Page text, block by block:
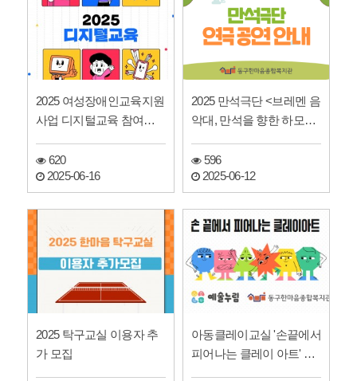
2025 여성장애인교육지원
사업 디지털교육 참여자
620
2025-06-16
2025 만석극단 <브레멘 음
악대, 만석을 향한 하모니
596
2025-06-12
2025 탁구교실 이용자 추
가 모집
아동클레이교실 '손끝에서
피어나는 클레이 아트' 참